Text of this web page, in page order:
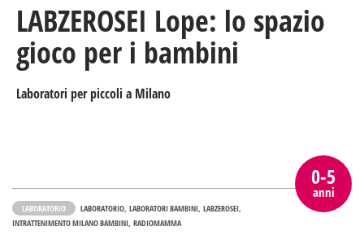
LABZEROSEI Lope: lo spazio
gioco per i bambini
Laboratori per piccoli a Milano
0-5
anni
LABORATORIO LABORATORIO LABORATORI BAMBINI LABZEROSEI
INTRATTENIMENTO MILANO BAMBINI RADIOMAMMA